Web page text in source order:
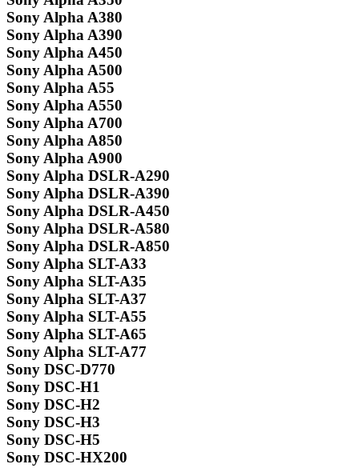
Sony Alpha A380
Sony Alpha A390
Sony Alpha A450
Sony Alpha A500
Sony Alpha A55
Sony Alpha A550
Sony Alpha A700
Sony Alpha A850
Sony Alpha A900
Sony Alpha DSLR-A290
Sony Alpha DSLR-A390
Sony Alpha DSLR-A450
Sony Alpha DSLR-A580
Sony Alpha DSLR-A850
Sony Alpha SLT-A33
Sony Alpha SLT-A35
Sony Alpha SLT-A37
Sony Alpha SLT-A55
Sony Alpha SLT-A65
Sony Alpha SLT-A77
Sony DSC-D770
Sony DSC-H1
Sony DSC-H2
Sony DSC-H3
Sony DSC-H5
Sony DSC-HX200